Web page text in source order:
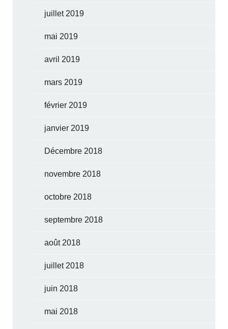
juillet 2019
mai 2019
avril 2019
mars 2019
février 2019
janvier 2019
Décembre 2018
novembre 2018
octobre 2018
septembre 2018
août 2018
juillet 2018
juin 2018
mai 2018